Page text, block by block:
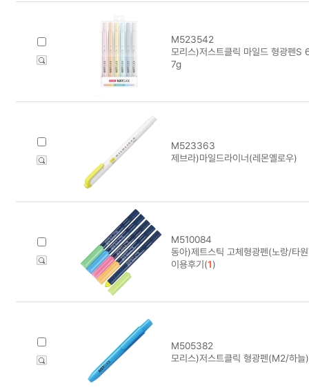
M523542
모리스)저스트클릭 마일드 형광펜
7g
M523363
제브라)마일드라이너(레몬옐로우)
M510084
동아)제트스틱 고체형광펜(노랑/타
이용후기(1)
M505382
모리스)저스트클릭 형광펜(M2/하늘)